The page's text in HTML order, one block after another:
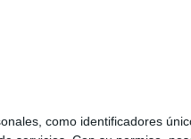
como identificadores